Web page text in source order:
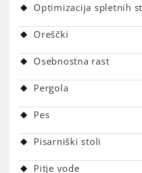
Optimizacija spletnih
Oreščki
Osebnostna rast
Pergola
Pes
Pisarniški stoli
Pitje vode